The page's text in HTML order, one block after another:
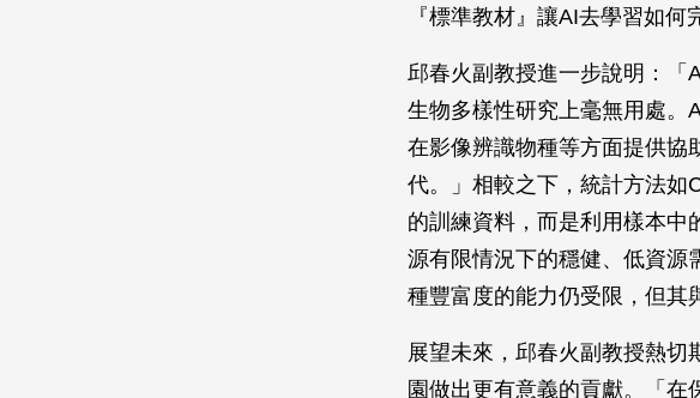
『標準教材』讓AI去學習如何
邱春火副教授進一步說明：「
生物多樣性研究上毫無用處。
在影像辨識物種等方面提供協
代。」相較之下，統計方法如
的訓練資料，而是利用樣本中
源有限情況下的穩健、低資源
種豐富度的能力仍受限，但其
展望未來，邱春火副教授熱切
園做出更有意義的貢獻。「在